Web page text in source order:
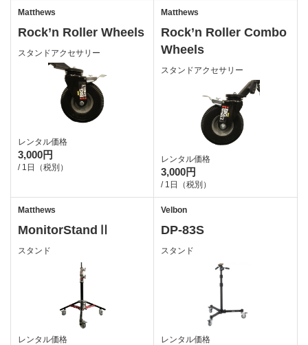
Matthews
Rock’n Roller Wheels
スタンドアクセサリー
レンタル価格
3,000円
/ 1日（税別）
Matthews
Rock’n Roller Combo
Wheels
スタンドアクセサリー
レンタル価格
3,000円
/ 1日（税別）
Matthews
MonitorStandⅡ
スタンド
レンタル価格
Velbon
DP-83S
スタンド
レンタル価格